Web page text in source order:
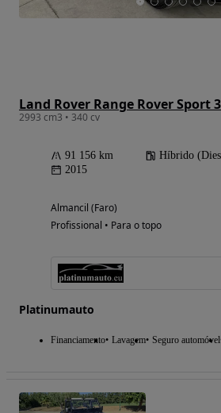
2993 cm3 • 340 cv
91 156 km Híbrido
2015
Almancil (Faro)
Profissional • Para o topo
Platinumauto
Financiamento Lavagem Seguro automóvel